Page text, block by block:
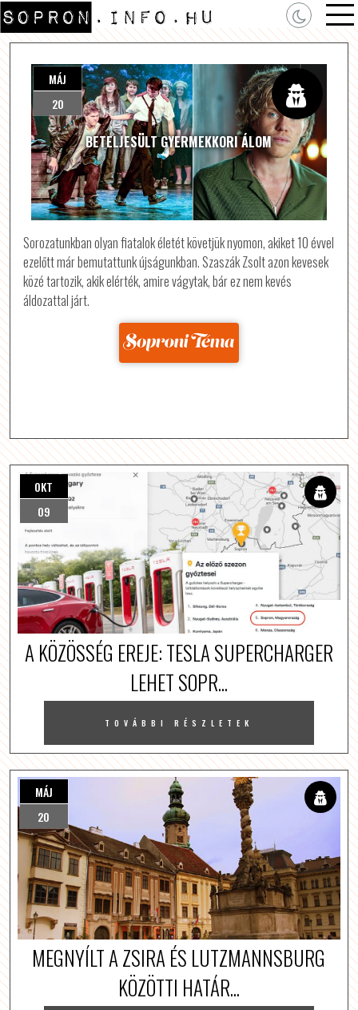
BETELJESÜLT GYERMEKKORI ÁLOM
MÁJ
20
Sorozatunkban olyan fiatalok életét követjük nyomon, akiket 10 évvel
ezelőtt már bemutattunk újságunkban. Szaszák Zsolt azon kevesek
közé tartozik, akik elérték, amire vágytak, bár ez nem kevés
áldozattal járt.
Forrás: sopronitema.hu
OKT
09
A KÖZÖSSÉG EREJE: TESLA SUPERCHARGER
LEHET SOPR...
TOVÁBBI RÉSZLETEK
MÁJ
20
MEGNYÍLT A ZSIRA ÉS LUTZMANNSBURG
KÖZÖTTI HATÁR...